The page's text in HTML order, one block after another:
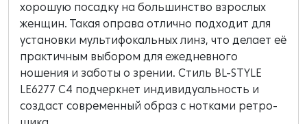
хорошую посадку на большинство взрослых
женщин. Такая оправа отлично подходит для
установки мультифокальных линз, что делает её
практичным выбором для ежедневного
ношения и заботы о зрении. Стиль BL-STYLE
LE6277 C4 подчеркнет индивидуальность и
создаст современный образ с нотками ретро-